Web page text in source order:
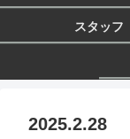
スタッフ
2025.2.28